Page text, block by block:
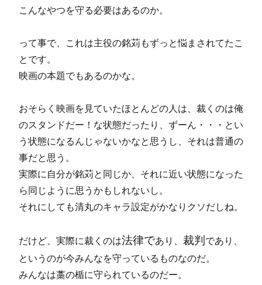
こんなやつを守る必要はあるのか。
って事で、これは主役の銘苅もずっと悩まされてたこ
とです。
映画の本題でもあるのかな。
おそらく映画を見ていたほとんどの人は、 裁くのは俺
のスタンドだー！ な状態だったり、 ずーん・・・ とい
う状態になるんじゃないかなと思うし、それは普通の
事だと思う。
実際に自分が銘苅と同じか、それに近い状態になった
ら同じように思うかもしれないし。
それにしても清丸のキャラ設定がかなりクソだしね。
だけど、実際に裁くのは法律であり、 裁判であり、
というのが今みんなを守っているものなのだ。
みんなは藁の楯に守られているのだー。